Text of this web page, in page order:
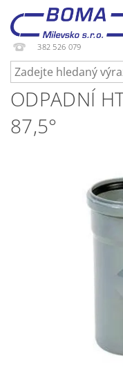
382 526 079
ODPADNÍ
87,5°